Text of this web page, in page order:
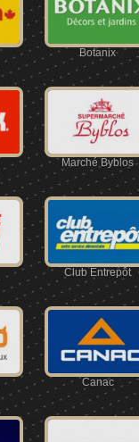
Botanix
Marché Byblos
Club Entrepôt
Canac